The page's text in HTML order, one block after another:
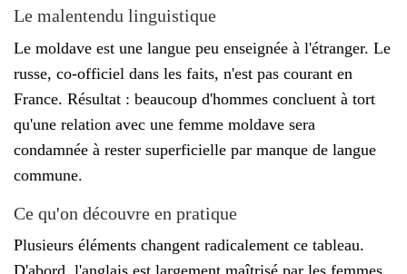
Le malentendu linguistique
Le moldave est une langue peu enseignée à l'étranger. Le
russe, co-officiel dans les faits, n'est pas courant en
France. Résultat : beaucoup d'hommes concluent à tort
qu'une relation avec une femme moldave sera
condamnée à rester superficielle par manque de langue
commune.
Ce qu'on découvre en pratique
Plusieurs éléments changent radicalement ce tableau.